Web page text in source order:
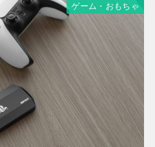
ゲーム・おもちゃ